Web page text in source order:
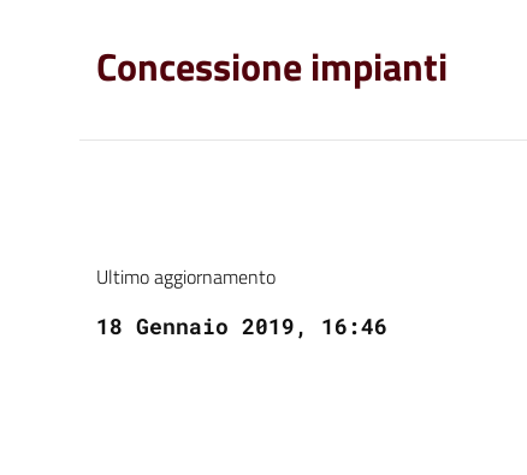
Concessione impianti
Ultimo aggiornamento
18 Gennaio 2019, 16:46